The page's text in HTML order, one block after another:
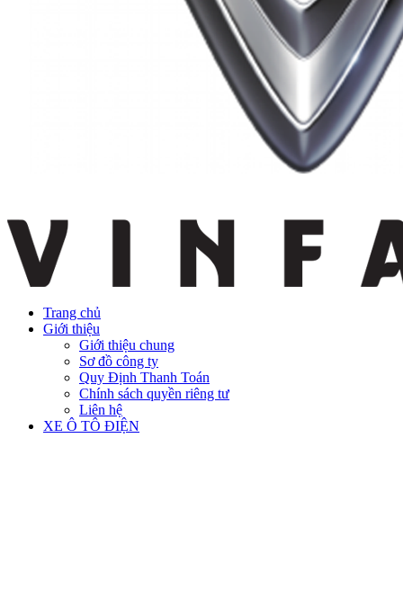
Trang chủ
Giới thiệu
Giới thiệu chung
Sơ đồ công ty
Quy Định Thanh Toán
Chính sách quyền riêng tư
Liên hệ
XE Ô TÔ ĐIỆN